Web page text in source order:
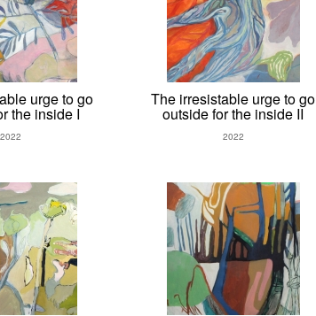
urge to go
the inside I
2022
The irresistable urge to go
outside for the inside II
2022